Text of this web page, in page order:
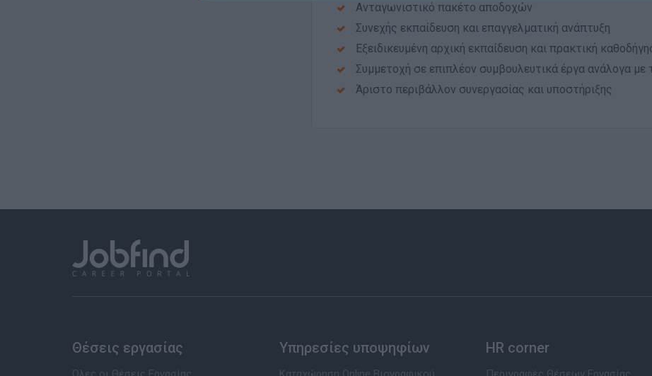
Ανταγωνιστικό πακέτο αποδοχών
Συνεχής εκπαίδευση και επαγγελματική ανάπτυξη
Εξειδικευμένη αρχική εκπαίδευση και πρακτική
Συμμετοχή σε επιπλέον συμβουλευτικά έργα ανάλογα με
Άριστο περιβάλλον συνεργασίας και υποστήριξης
Θέσεις εργασίας Υπηρεσίες υποψηφίων HR corner